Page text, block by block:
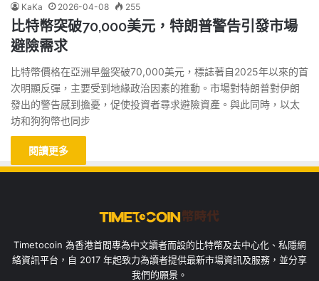
KaKa 2026-04-08 255
比特幣突破70,000美元，特朗普警告引發市場
避險需求
比特幣價格在亞洲早盤突破70,000美元，標誌著自2025年以來的首
次明顯反彈，主要受到地緣政治因素的推動。市場對特朗普對伊朗
發出的警告感到擔憂，促使投資者尋求避險資產。與此同時，以太
坊和狗狗幣也同步
閱讀更多
Timetocoin 為香港首間專為中文讀者而設的比特幣及去中心化、私隱網
絡資訊平台，自 2017 年起致力為讀者提供最新市場資訊及服務，並分享
我們的願景。